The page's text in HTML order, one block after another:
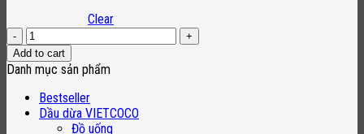
Clear
Bột
Rau
Detox
gói
3g
Add to cart
Danh mục sản phẩm
Bestseller
Dầu dừa VIETCOCO
Đồ uống